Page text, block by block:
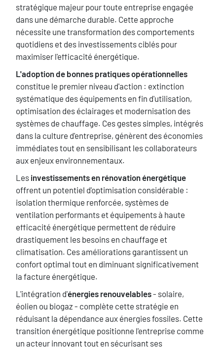
stratégique majeur pour toute entreprise engagée
dans une démarche durable. Cette approche
nécessite une transformation des comportements
quotidiens et des investissements ciblés pour
maximiser l'efficacité énergétique.
L'adoption de bonnes pratiques opérationnelles
constitue le premier niveau d'action : extinction
systématique des équipements en fin d'utilisation,
optimisation des éclairages et modernisation des
systèmes de chauffage. Ces gestes simples, intégrés
dans la culture d'entreprise, génèrent des économies
immédiates tout en sensibilisant les collaborateurs
aux enjeux environnementaux.
Les investissements en rénovation énergétique
offrent un potentiel d'optimisation considérable :
isolation thermique renforcée, systèmes de
ventilation performants et équipements à haute
efficacité énergétique permettent de réduire
drastiquement les besoins en chauffage et
climatisation. Ces améliorations garantissent un
confort optimal tout en diminuant significativement
la facture énergétique.
L'intégration d'énergies renouvelables- solaire,
éolien ou biogaz - complète cette stratégie en
réduisant la dépendance aux énergies fossiles. Cette
transition énergétique positionne l'entreprise comme
un acteur innovant tout en sécurisant ses